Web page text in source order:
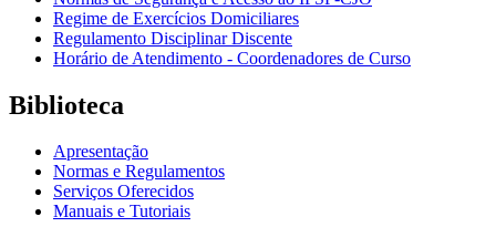
Regime de Exercícios Domiciliares
Regulamento Disciplinar Discente
Horário de Atendimento - Coordenadores de Curso
Biblioteca
Apresentação
Normas e Regulamentos
Serviços Oferecidos
Manuais e Tutoriais